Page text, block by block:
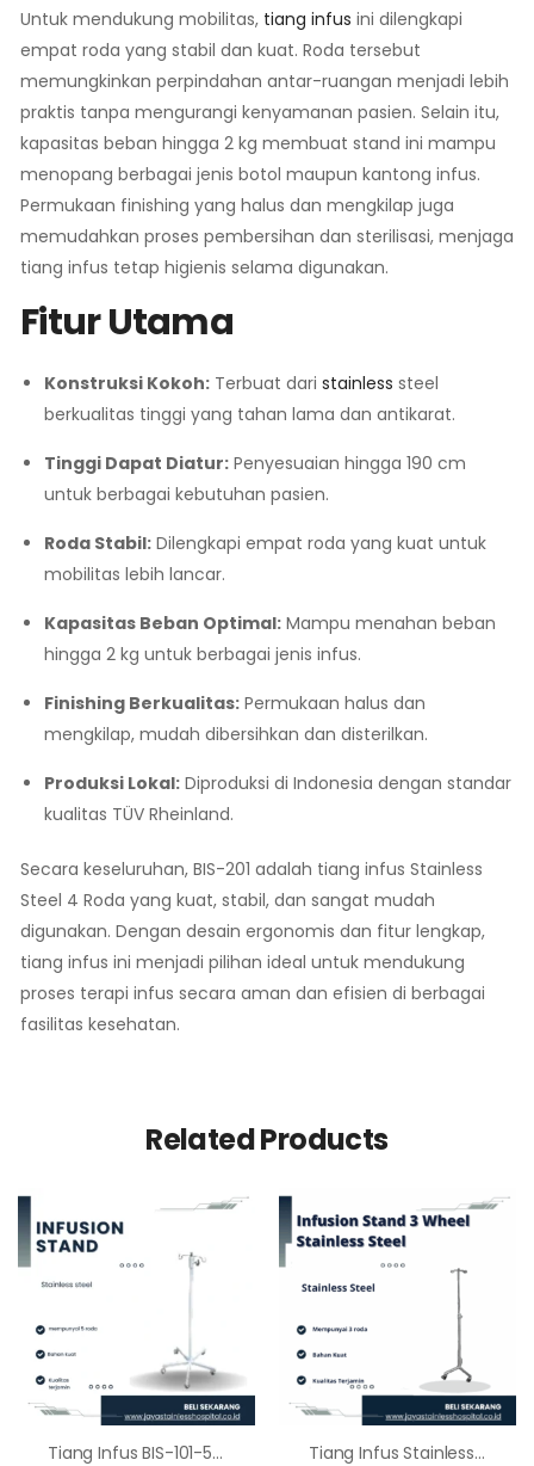
Untuk mendukung mobilitas, tiang infus ini dilengkapi
empat roda yang stabil dan kuat. Roda tersebut
memungkinkan perpindahan antar-ruangan menjadi lebih
praktis tanpa mengurangi kenyamanan pasien. Selain itu,
kapasitas beban hingga 2 kg membuat stand ini mampu
menopang berbagai jenis botol maupun kantong infus.
Permukaan finishing yang halus dan mengkilap juga
memudahkan proses pembersihan dan sterilisasi, menjaga
tiang infus tetap higienis selama digunakan.
Fitur Utama
Konstruksi Kokoh: Terbuat dari stainless steel
berkualitas tinggi yang tahan lama dan antikarat.
Tinggi Dapat Diatur: Penyesuaian hingga 190 cm
untuk berbagai kebutuhan pasien.
Roda Stabil: Dilengkapi empat roda yang kuat untuk
mobilitas lebih lancar.
Kapasitas Beban Optimal: Mampu menahan beban
hingga 2 kg untuk berbagai jenis infus.
Finishing Berkualitas: Permukaan halus dan
mengkilap, mudah dibersihkan dan disterilkan.
Produksi Lokal: Diproduksi di Indonesia dengan standar
kualitas TÜV Rheinland.
Secara keseluruhan, BIS-201 adalah tiang infus Stainless
Steel 4 Roda yang kuat, stabil, dan sangat mudah
digunakan. Dengan desain ergonomis dan fitur lengkap,
tiang infus ini menjadi pilihan ideal untuk mendukung
proses terapi infus secara aman dan efisien di berbagai
fasilitas kesehatan.
Related Products
Tiang Infus BIS-101-5W Tiang Infus Stainless Steel Roda 3 BIS-201-3W